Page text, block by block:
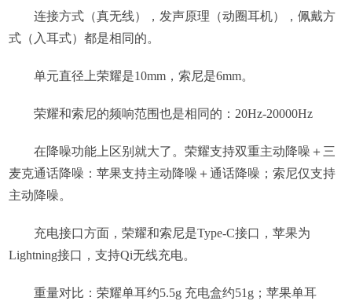
连接方式（真无线），发声原理（动圈耳机），佩戴方
式（入耳式）都是相同的。
单元直径上荣耀是10mm，索尼是6mm。
荣耀和索尼的频响范围也是相同的：20Hz-20000Hz
在降噪功能上区别就大了。荣耀支持双重主动降噪＋三
麦克通话降噪：苹果支持主动降噪＋通话降噪；索尼仅支持
主动降噪。
充电接口方面，荣耀和索尼是Type-C接口，苹果为
Lightning接口，支持Qi无线充电。
重量对比：荣耀单耳约5.5g 充电盒约51g；苹果单耳